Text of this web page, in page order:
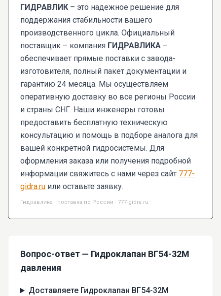
ГИДРАВЛИК – это надежное решение для
поддержания стабильности вашего
производственного цикла. Официальный
поставщик – компания ГИДРАВЛИКА –
обеспечивает прямые поставки с завода-
изготовителя, полный пакет документации и
гарантию 24 месяца. Мы осуществляем
оперативную доставку во все регионы России
и страны СНГ. Наши инженеры готовы
предоставить бесплатную техническую
консультацию и помощь в подборе аналога для
вашей конкретной гидросистемы. Для
оформления заказа или получения подробной
информации свяжитесь с нами через сайт 777-
gidra.ru или оставьте заявку.
Гидравлика · поставка по России · 777-gidra.ru
Вопрос-ответ — Гидроклапан ВГ54-32М
давления
Доставляете Гидроклапан ВГ54-32М